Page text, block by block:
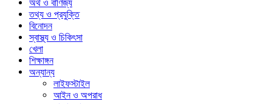
অর্থ ও বাণিজ্য
তথ্য ও প্রযুক্তি
বিনোদন
স্বাস্থ্য ও চিকিৎসা
খেলা
শিক্ষাঙ্গন
অন্যান্য
লাইফস্টাইল
আইন ও অপরাধ